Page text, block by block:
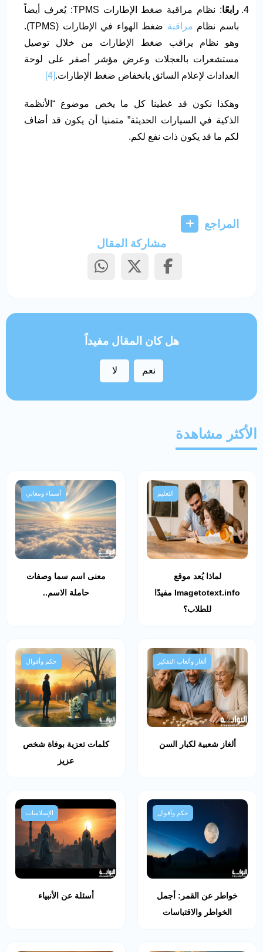
رابعًا
: نظام مراقبة ضغط الإطارات TPMS: يُعرف أيضاً
باسم نظام مراقبة
ضغط الهواء في الإطارات (TPMS).
وهو نظام يراقب ضغط الإطارات من خلال توصيل
مستشعرات بالعجلات وعرض مؤشر أصفر على لوحة
العدادات لإعلام السائق بانخفاض ضغط الإطارات.[4]
وهكذا نكون قد غطينا كل ما يخص موضوع “الأنظمة
الذكية في السيارات الحديثة” متمنيا أن يكون قد أضاف
لكم ما قد يكون ذات نفع لكم.
المراجع
مشاركة المقال
هل كان المقال مفيداً
نعم لا
الأكثر مشاهدة
التعليم
لماذا يُعد موقع
Imagetotext.info مفيدًا
للطلاب؟
أسماء ومعاني
معنى اسم سما وصفات
حاملة الاسم..
ألغاز وألعاب التفكير
ألغاز شعبية لكبار السن
حكم وأقوال
كلمات تعزية بوفاة شخص
عزيز
حكم وأقوال
خواطر عن القمر: أجمل
الخواطر والاقتباسات
الإسلاميات
أسئلة عن الأنبياء